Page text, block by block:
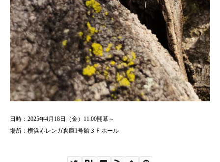
日時：2025年4月18日（金）11:00開幕～
場所：横浜赤レンガ倉庫1号館３Ｆホール